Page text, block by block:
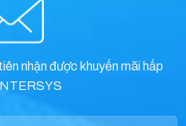
nhận được khuyến mãi hấp